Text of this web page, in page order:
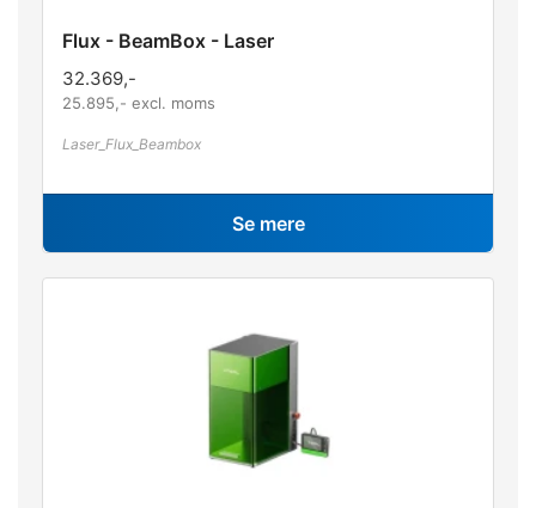
Flux - BeamBox - Laser
32.369,-
25.895 ,- excl. moms
Laser_Flux_Beambox
Se mere